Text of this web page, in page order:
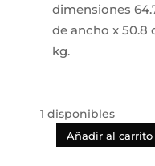
dimensiones
de ancho x 50.8
kg.
1 disponibles
Evolur
Añadir al carrito